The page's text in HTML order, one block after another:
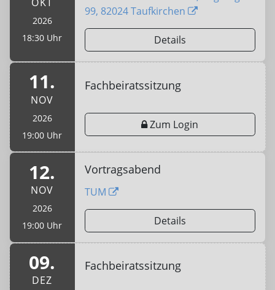
2026
18:30 Uhr
99, 82024 Taufkirchen
Details
11.
NOV
2026
19:00 Uhr
Fachbeiratssitzung
Zum Login
12.
NOV
2026
19:00 Uhr
Vortragsabend
TUM
Details
09.
DEZ
Fachbeiratssitzung